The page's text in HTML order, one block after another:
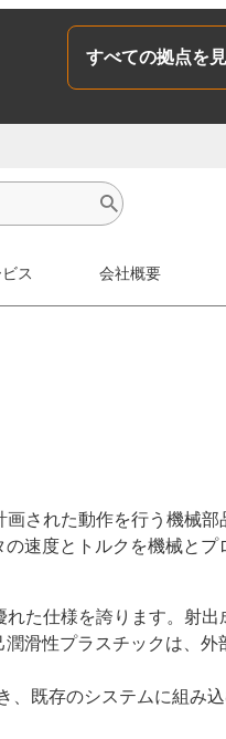
すべての拠点を
ス 会社概要
された動作を行う機械
速度とトルクを機械と
た仕様を誇ります。射
滑性プラスチックは、
既存のシステムに組み込